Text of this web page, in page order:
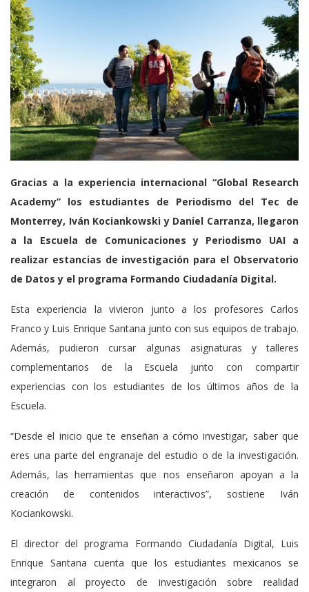
Gracias a la experiencia internacional “Global Research
Academy” los estudiantes de Periodismo del Tec de
Monterrey, Iván Kociankowski y Daniel Carranza, llegaron
a la Escuela de Comunicaciones y Periodismo UAI a
realizar estancias de investigación para el Observatorio
de Datos y el programa Formando Ciudadanía Digital.
Esta experiencia la vivieron junto a los profesores Carlos
Franco y Luis Enrique Santana junto con sus equipos de trabajo.
Además, pudieron cursar algunas asignaturas y talleres
complementarios de la Escuela junto con compartir
experiencias con los estudiantes de los últimos años de la
Escuela.
“Desde el inicio que te enseñan a cómo investigar, saber que
eres una parte del engranaje del estudio o de la investigación.
Además, las herramientas que nos enseñaron apoyan a la
creación de contenidos interactivos”, sostiene Iván
Kociankowski.
El director del programa Formando Ciudadanía Digital, Luis
Enrique Santana cuenta que los estudiantes mexicanos se
integraron al proyecto de investigación sobre realidad